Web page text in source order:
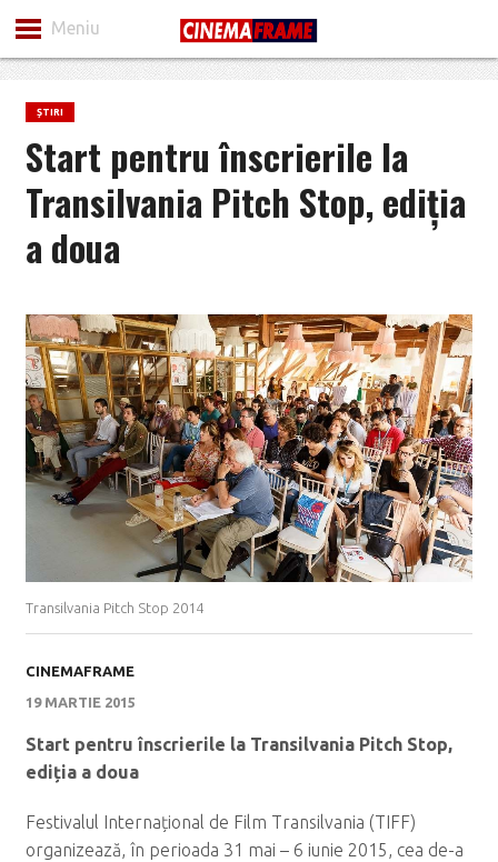
Meniu
ȘTIRI
Start pentru înscrierile la
Transilvania Pitch Stop, ediția
a doua
Transilvania Pitch Stop 2014
CINEMAFRAME
19 MARTIE 2015
Start pentru înscrierile la Transilvania Pitch Stop,
ediția a doua
Festivalul Internațional de Film Transilvania (TIFF)
organizează, în perioada 31 mai – 6 iunie 2015, cea de-a